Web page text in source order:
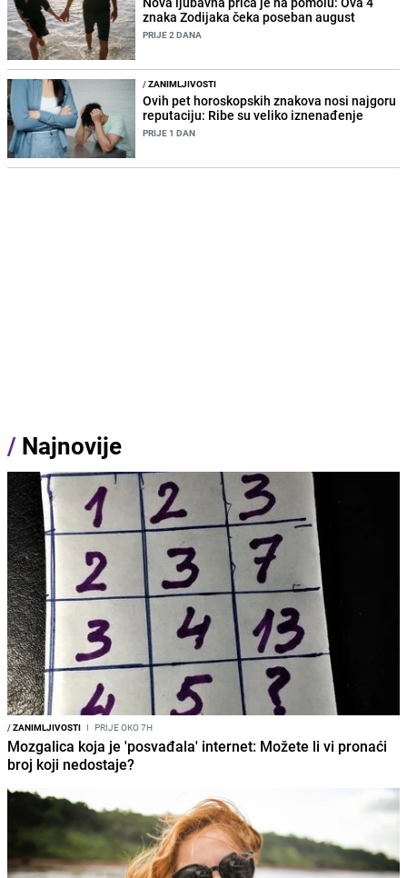
znaka Zodijaka čeka poseban august
PRIJE 2 DANA
/ZANIMLJIVOSTI
Ovih pet horoskopskih znakova nosi najgoru
reputaciju: Ribe su veliko iznenađenje
PRIJE 1 DAN
/ Najnovije
/ZANIMLJIVOSTI I PRIJE OKO 7H
Mozgalica koja je 'posvađala' internet: Možete li vi pronaći
broj koji nedostaje?